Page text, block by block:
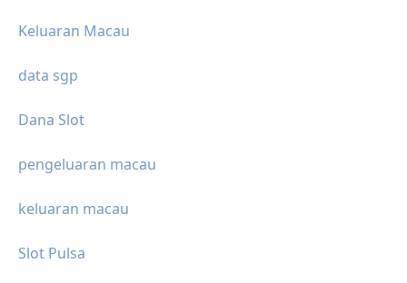
Keluaran Macau
data sgp
Dana Slot
pengeluaran macau
keluaran macau
Slot Pulsa